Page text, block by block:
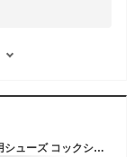
ハイパーV #5000 滑らない厨房靴 先芯なし 厨房用シューズ コックシューズ 防滑 耐滑 耐油 水・油・石鹸水 飲食店 食品工場 日進ゴム